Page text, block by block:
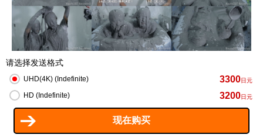
请选择发送格式
UHD(4K) (Indefinite) 3300日元
HD (Indefinite) 3200日元